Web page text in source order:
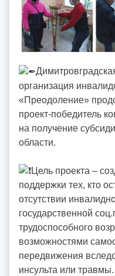
организация
«Преодоление»
проект-победитель
на получение
области.
Цель проекта –
поддержки тех, кто
отсутствии
государственной
трудоспособного
возможностями
передвижения
инсульта или